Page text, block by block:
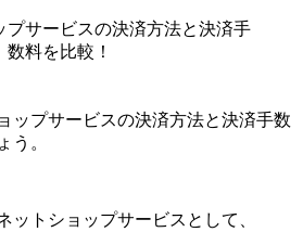
ップサービスの決済方法と決済手数
う。
ットショップサービスとして、